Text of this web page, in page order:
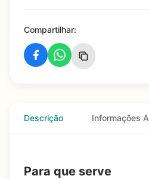
Compartilhar:
Descrição Informações
Para que serve